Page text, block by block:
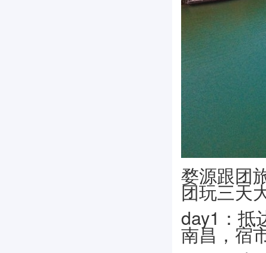
婺源跟团
团玩三天
day1：抵
南昌，宿